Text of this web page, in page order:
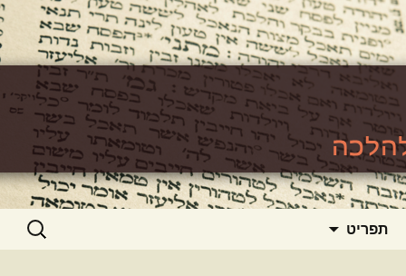
https://www.toralishma.org
האתר ללימוד סוגיות גמרא להלכה
תפריט חיפוש: